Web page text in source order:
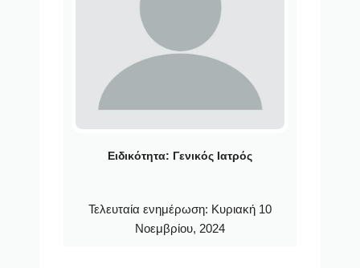
Ειδικότητα: Γενικός Ιατρός
Τελευταία ενημέρωση: Κυριακή 10
Νοεμβρίου, 2024